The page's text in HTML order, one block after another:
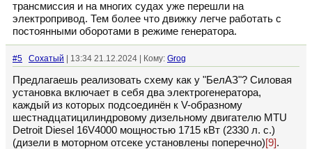
трансмиссия и на многих судах уже перешли на
электропривод. Тем более что движку легче работать с
постоянными оборотами в режиме генератора.
#5 Сохатый | 13:34 21.12.2024 | Кому: Grog
Предлагаешь реализовать схему как у "БелАЗ"? Силовая
установка включает в себя два электрогенератора,
каждый из которых подсоединён к V-образному
шестнадцатицилиндровому дизельному двигателю MTU
Detroit Diesel 16V4000 мощностью 1715 кВт (2330 л. с.)
(дизели в моторном отсеке установлены поперечно)[9].